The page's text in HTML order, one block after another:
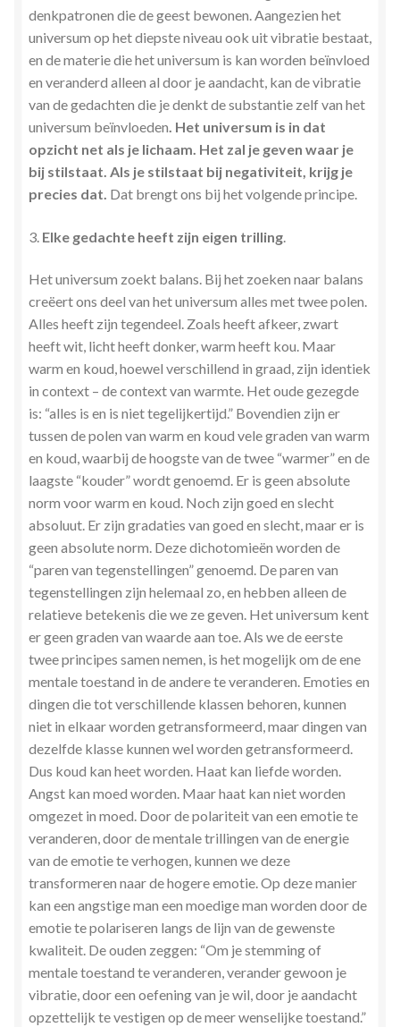
denkpatronen die de geest bewonen. Aangezien het
universum op het diepste niveau ook uit vibratie bestaat,
en de materie die het universum is kan worden beïnvloed
en veranderd alleen al door je aandacht, kan de vibratie
van de gedachten die je denkt de substantie zelf van het
universum beïnvloeden. Het universum is in dat
opzicht net als je lichaam. Het zal je geven waar je
bij stilstaat. Als je stilstaat bij negativiteit, krijg je
precies dat. Dat brengt ons bij het volgende principe.
3. Elke gedachte heeft zijn eigen trilling
Het universum zoekt balans. Bij het zoeken naar balans
creëert ons deel van het universum alles met twee polen.
Alles heeft zijn tegendeel. Zoals heeft afkeer, zwart
heeft wit, licht heeft donker, warm heeft kou. Maar
warm en koud, hoewel verschillend in graad, zijn identiek
in context – de context van warmte. Het oude gezegde
is: “alles is en is niet tegelijkertijd.” Bovendien zijn er
tussen de polen van warm en koud vele graden van warm
en koud, waarbij de hoogste van de twee “warmer” en de
laagste “kouder” wordt genoemd. Er is geen absolute
norm voor warm en koud. Noch zijn goed en slecht
absoluut. Er zijn gradaties van goed en slecht, maar er is
geen absolute norm. Deze dichotomieën worden de
“paren van tegenstellingen” genoemd. De paren van
tegenstellingen zijn helemaal zo, en hebben alleen de
relatieve betekenis die we ze geven. Het universum kent
er geen graden van waarde aan toe. Als we de eerste
twee principes samen nemen, is het mogelijk om de ene
mentale toestand in de andere te veranderen. Emoties en
dingen die tot verschillende klassen behoren, kunnen
niet in elkaar worden getransformeerd, maar dingen van
dezelfde klasse kunnen wel worden getransformeerd.
Dus koud kan heet worden. Haat kan liefde worden.
Angst kan moed worden. Maar haat kan niet worden
omgezet in moed. Door de polariteit van een emotie te
veranderen, door de mentale trillingen van de energie
van de emotie te verhogen, kunnen we deze
transformeren naar de hogere emotie. Op deze manier
kan een angstige man een moedige man worden door de
emotie te polariseren langs de lijn van de gewenste
kwaliteit. De ouden zeggen: “Om je stemming of
mentale toestand te veranderen, verander gewoon je
vibratie, door een oefening van je wil, door je aandacht
opzettelijk te vestigen op de meer wenselijke toestand.”